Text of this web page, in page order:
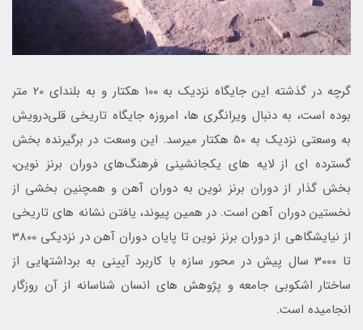
گرچه در گذشته این جایگاه نزدیک به 100 هکتار و به بلندای 20 متر
بوده است، به دنبال ویران­گری­ ها، امروزه جایگاه تاریخی قلی‌درویش
به وسعتی نزدیک به 50 هکتار می­رسد. این وسعت در برگیرنده بخش
گسترده ­ای از لایه­ های یکجانشینی فرهنگ‌های دوران برنز نوین،
بخش گذار از دوران برنز نوین به دوران آهن و همچنین بخشی از
نخستین دوران آهن است. در همین پیوند، یافتن نشانه­ های تاریخی
از نیایشگاهی از دوران برنز نوین تا پایان دوران آهن در نزدیکی 3800
تا 3000 سال پیش در محور سازه با کاربرد آیینی به برداشتهایی از
ساختار اشکوبی جامعه و پژوهش­ های انسان­ شناسانه از آن روزگار
انجامیده است.